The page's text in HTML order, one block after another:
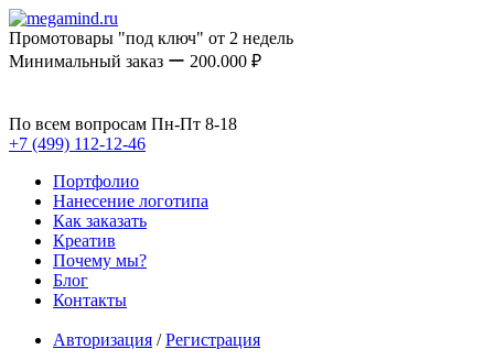
Промотовары "под ключ" от 2 недель
Минимальный заказ ー 200.000 ₽
По всем вопросам Пн-Пт 8-18
+7 (499) 112-12-46
Портфолио
Нанесение логотипа
Как заказать
Креатив
Почему мы?
Блог
Контакты
Авторизация /Регистрация